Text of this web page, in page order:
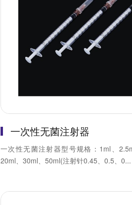
一次性无菌注射器
一次性无菌注射器型号规格：1ml、
20ml、30ml、50ml(注射针0.45、0.5、0...